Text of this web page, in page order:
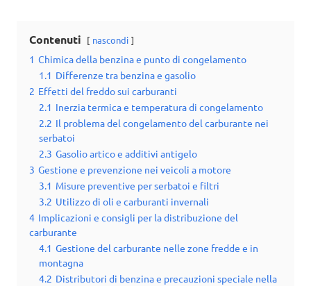
Contenuti nascondi
1 Chimica della benzina e punto di congelamento
1.1 Differenze tra benzina e gasolio
2 Effetti del freddo sui carburanti
2.1 Inerzia termica e temperatura di congelamento
2.2 Il problema del congelamento del carburante nei
serbatoi
2.3 Gasolio artico e additivi antigelo
3 Gestione e prevenzione nei veicoli a motore
3.1 Misure preventive per serbatoi e filtri
3.2 Utilizzo di oli e carburanti invernali
4 Implicazioni e consigli per la distribuzione del
carburante
4.1 Gestione del carburante nelle zone fredde e in
montagna
4.2 Distributori di benzina e precauzioni speciale nella